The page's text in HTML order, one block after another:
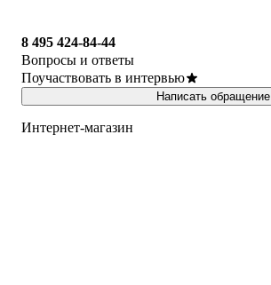
8 495 424-84-44
Вопросы и ответы
Поучаствовать в интервью
Написать обращение
Интернет-магазин